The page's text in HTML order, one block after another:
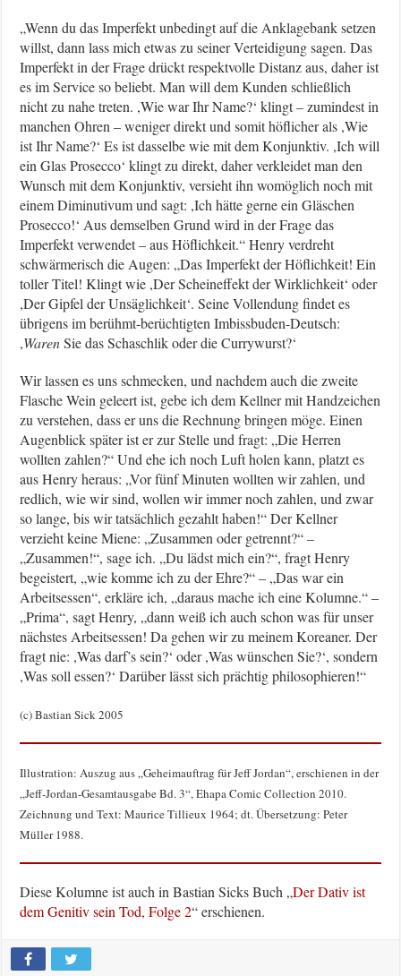
„Wenn du das Imperfekt unbedingt auf die Anklagebank setzen
willst, dann lass mich etwas zu seiner Verteidigung sagen. Das
Imperfekt in der Frage drückt respektvolle Distanz aus, daher ist
es im Service so beliebt. Man will dem Kunden schließlich
nicht zu nahe treten. ,Wie war Ihr Name?‘ klingt – zumindest in
manchen Ohren – weniger direkt und somit höflicher als ,Wie
ist Ihr Name?‘ Es ist dasselbe wie mit dem Konjunktiv. ,Ich will
ein Glas Prosecco‘ klingt zu direkt, daher verkleidet man den
Wunsch mit dem Konjunktiv, versieht ihn womöglich noch mit
einem Diminutivum und sagt: ,Ich hätte gerne ein Gläschen
Prosecco!‘ Aus demselben Grund wird in der Frage das
Imperfekt verwendet – aus Höflichkeit.“ Henry verdreht
schwärmerisch die Augen: „Das Imperfekt der Höflichkeit! Ein
toller Titel! Klingt wie ,Der Scheineffekt der Wirklichkeit‘ oder
,Der Gipfel der Unsäglichkeit‘. Seine Vollendung findet es
übrigens im berühmt-berüchtigten Imbissbuden-Deutsch:
,WarenSie das Schaschlik oder die Currywurst?‘
Wir lassen es uns schmecken, und nachdem auch die zweite
Flasche Wein geleert ist, gebe ich dem Kellner mit Handzeichen
zu verstehen, dass er uns die Rechnung bringen möge. Einen
Augenblick später ist er zur Stelle und fragt: „Die Herren
wollten zahlen?“ Und ehe ich noch Luft holen kann, platzt es
aus Henry heraus: „Vor fünf Minuten wollten wir zahlen, und
redlich, wie wir sind, wollen wir immer noch zahlen, und zwar
so lange, bis wir tatsächlich gezahlt haben!“ Der Kellner
verzieht keine Miene: „Zusammen oder getrennt?“ –
„Zusammen!“, sage ich. „Du lädst mich ein?“, fragt Henry
begeistert, „wie komme ich zu der Ehre?“ – „Das war ein
Arbeitsessen“, erkläre ich, „daraus mache ich eine Kolumne.“ –
„Prima“, sagt Henry, „dann weiß ich auch schon was für unser
nächstes Arbeitsessen! Da gehen wir zu meinem Koreaner. Der
fragt nie: ,Was darf’s sein?‘ oder ,Was wünschen Sie?‘, sondern
,Was soll essen?‘ Darüber lässt sich prächtig philosophieren!“
(c) Bastian Sick 2005
Illustration: Auszug aus „Geheimauftrag für Jeff Jordan“, erschienen in der
„Jeff-Jordan-Gesamtausgabe Bd. 3“, Ehapa Comic Collection 2010.
Zeichnung und Text: Maurice Tillieux 1964; dt. Übersetzung: Peter
Müller 1988.
Diese Kolumne ist auch in Bastian Sicks Buch „Der Dativ ist
dem Genitiv sein Tod, Folge 2“ erschienen.